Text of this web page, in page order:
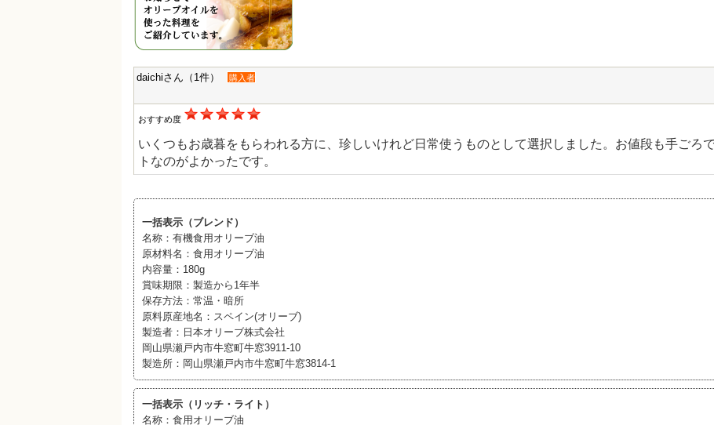
daichiさん（1件） 購入者
おすすめ度
いくつもお歳暮をもらわれる方に、珍しいけれど日常使うものとして選択しました。お値段も手ごろ
トなのがよかったです。
一括表示（ブレンド）
名称：有機食用オリーブ油
原材料名：食用オリーブ油
内容量：180g
賞味期限：製造から1年半
保存方法：常温・暗所
原料原産地名：スペイン(オリーブ)
製造者：日本オリーブ株式会社
岡山県瀬戸内市牛窓町牛窓3911-10
製造所：岡山県瀬戸内市牛窓町牛窓3814-1
一括表示（リッチ・ライト）
名称：食用オリーブ油